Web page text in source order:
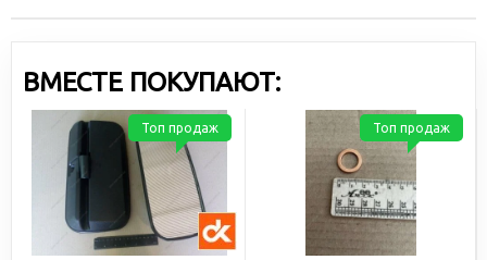
ВМЕСТЕ ПОКУПАЮТ:
Топ продаж Топ продаж